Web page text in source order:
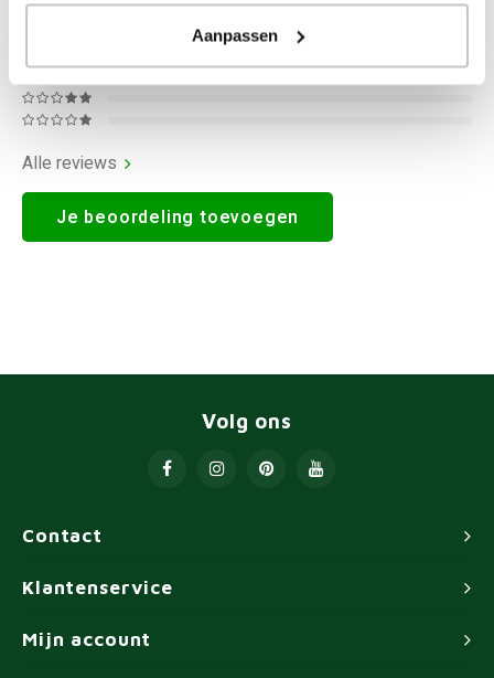
Aanpassen
Alle reviews
Je beoordeling toevoegen
Contact
Volg ons
Klantenservice
Mijn account